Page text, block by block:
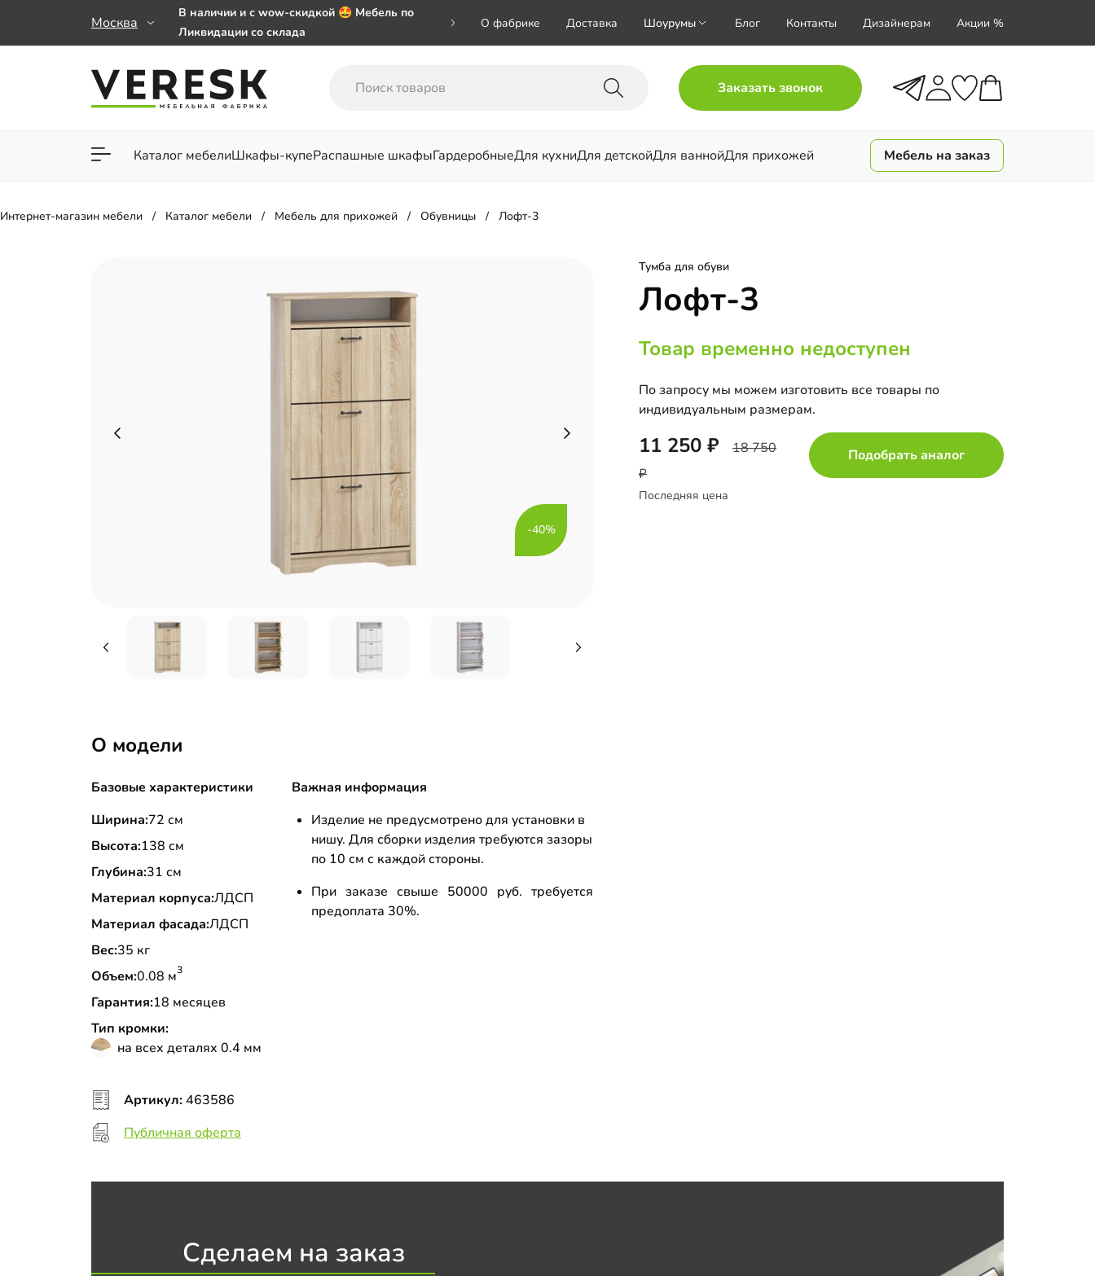
Москва
В наличии и с wow-скидкой 🤩 Мебель по
Ликвидации со склада
заказе от 50 000 ₽
Важно! Наш Whatsapp переехал на номер
О фабрике Доставка Шоурумы Блог Контакты Дизайнерам Акции %
Заказать звонок
Каталог мебелиШкафы-купеРаспашные шкафыГардеробныеДля кухниДля детскойДля ваннойДля прихожей
Для гостиной
Мебель на заказ
Интернет-магазин мебели Каталог мебели Мебель для прихожей Обувницы Лофт-3
-40%
Тумба для обуви
Лофт-3
Товар временно недоступен
По запросу мы можем изготовить все товары по
индивидуальным размерам.
11 250 18 750
Последняя цена
Подобрать аналог
О модели
Базовые характеристики
Ширина:72 см
Высота:138 см
Глубина:31 см
Материал корпуса:ЛДСП
Материал фасада:ЛДСП
Вес:
35 кг
Объем:
0.08 м3
Гарантия:18 месяцев
Тип кромки:
на всех деталях 0.4 мм
Важная информация
Изделие не предусмотрено для установки в
нишу. Для сборки изделия требуются зазоры
по 10 см с каждой стороны.
При заказе свыше 50000 руб. требуется
предоплата 30%.
Артикул:463586
Публичная оферта
Сделаем на заказ